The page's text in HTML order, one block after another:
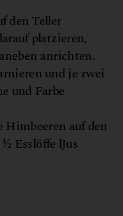
den Teller
platzieren,
anrichten.
und je zwei
und Farbe
auf den
Esslöffe lJus